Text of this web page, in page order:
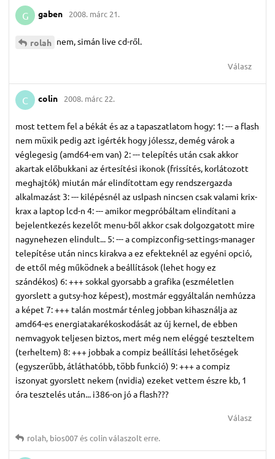
G gaben 2008. márc 21.
rolah nem, simán live cd-ről.
Válasz
C colin 2008. márc 22.
most tettem fel a békát és az a tapaszatlatom hogy: 1: --- a flash
nem müxik pedig azt igérték hogy jólessz, demég várok a
véglegesig (amd64-em van) 2: --- telepítés után csak akkor
akartak előbukkani az értesítési ikonok (frissítés, korlátozott
meghajtók) miután már elindítottam egy rendszergazda
alkalmazást 3: --- kilépésnél az uslpash nincsen csak valami krix-
krax a laptop lcd-n 4: --- amikor megpróbáltam elindítani a
bejelentkezés kezelőt menu-ből akkor csak dolgozgatott mire
nagynehezen elindult... 5: --- a compizconfig-settings-manager
telepítése után nincs kirakva a ez efekteknél az egyéni opció,
de ettől még működnek a beállítások (lehet hogy ez
szándékos) 6: +++ sokkal gyorsabb a grafika (eszméletlen
gyorslett a gutsy-hoz képest), mostmár eggyáltalán nemhúzza
a képet 7: +++ talán mostmár ténleg jobban kihasználja az
amd64-es energiatakarékoskodását az új kernel, de ebben
nemvagyok teljesen biztos, mert még nem eléggé teszteltem
(terheltem) 8: +++ jobbak a compiz beállítási lehetőségek
(egyszerűbb, átláthatóbb, több funkció) 9: +++ a compiz
iszonyat gyorslett nekem (nvidia) ezeket vettem észre kb, 1
óra tesztelés után... i386-on jó a flash???
Válasz
rolah, bios007éscolinválaszolt erre.